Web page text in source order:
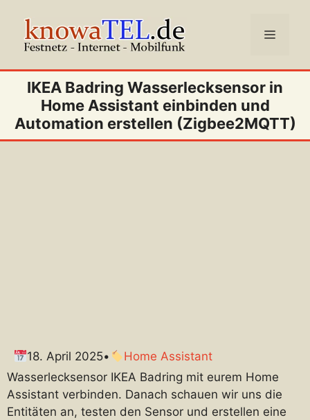
Inhalt
springen
Menü
IKEA Badring Wasserlecksensor in
Home Assistant einbinden und
Automation erstellen (Zigbee2MQTT)
18. April 2025•
Home Assistant
Wasserlecksensor IKEA Badring mit eurem Home
Assistant verbinden. Danach schauen wir uns die
Entitäten an, testen den Sensor und erstellen eine